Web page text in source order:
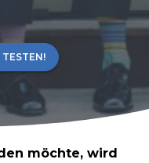
möchte, wird